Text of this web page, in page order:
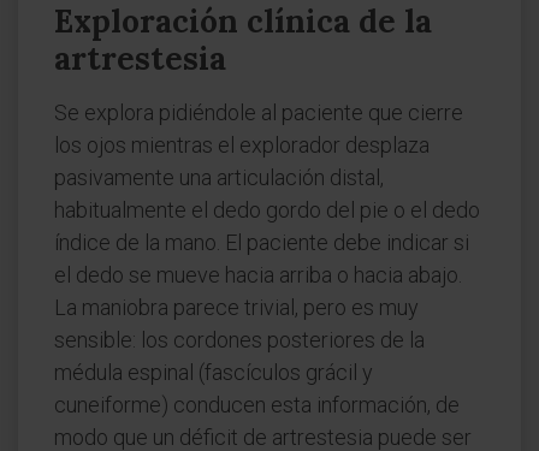
Exploración clínica de la
artrestesia
Se explora pidiéndole al paciente que cierre
los ojos mientras el explorador desplaza
pasivamente una articulación distal,
habitualmente el dedo gordo del pie o el dedo
índice de la mano. El paciente debe indicar si
el dedo se mueve hacia arriba o hacia abajo.
La maniobra parece trivial, pero es muy
sensible: los cordones posteriores de la
médula espinal (fascículos grácil y
cuneiforme) conducen esta información, de
modo que un déficit de artrestesia puede ser